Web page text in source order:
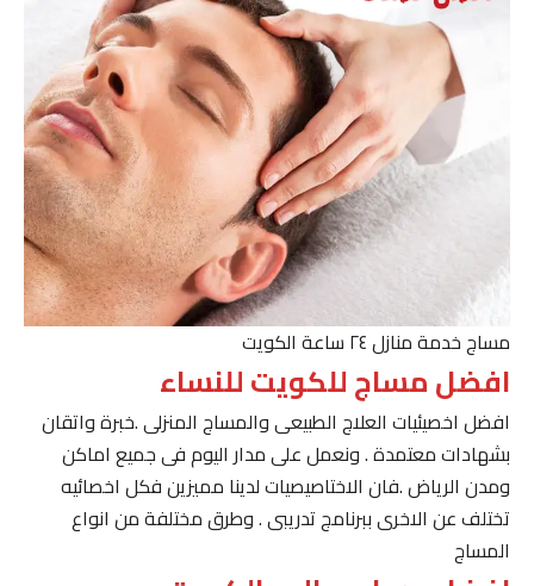
مساج خدمة منازل ٢٤ ساعة الكويت
افضل مساج للكويت للنساء
افضل اخصيئيات العلاج الطبيعى والمساج المنزلى .خبرة واتقان
بشهادات معتمدة . ونعمل على مدار اليوم فى جميع اماكن
ومدن الرياض .فان الاختاصيصيات لدينا مميزين فكل اخصائيه
تختلف عن الاخرى ببرنامج تدريبى . وطرق مختلفة من انواع
المساج